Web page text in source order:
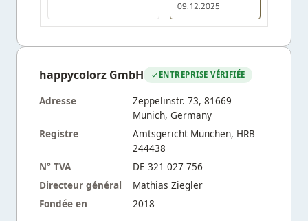
09.12.2025
happycolorz GmbH ENTREPRISE VÉRIFIÉE
Adresse
Zeppelinstr. 73, 81669
Munich, Germany
Registre
Amtsgericht München, HRB
244438
N° TVA
DE 321 027 756
Directeur général
Mathias Ziegler
Fondée en
2018